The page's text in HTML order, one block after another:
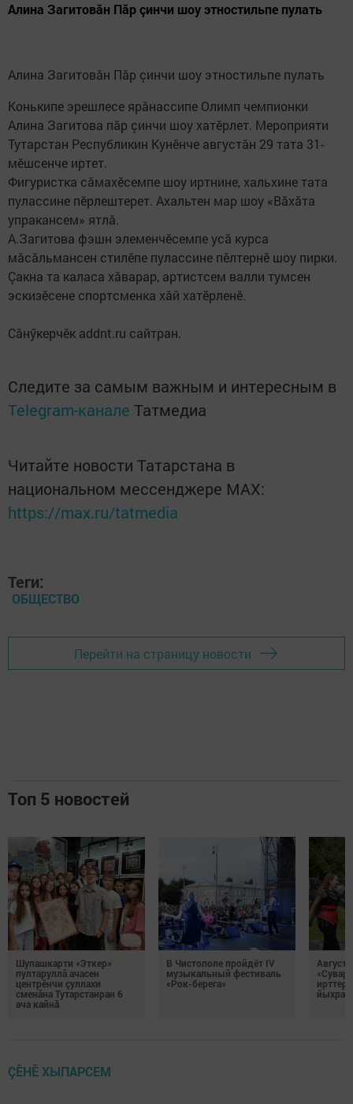
Алина Загитовăн Пăр çинчи шоу этностильпе пулать
Алина Загитовăн Пăр çинчи шоу этностильпе пулать
Конькипе эрешлесе ярăнассипе Олимп чемпионки
Алина Загитова пăр çинчи шоу хатӗрлет. Мероприяти
Тутарстан Республикин Кунӗнче августăн 29 тата 31-
мӗшсенче иртет.
Фигуристка сăмахӗсемпе шоу иртнине, хальхине тата
пулассине пӗрлештерет. Ахальтен мар шоу «Вăхăта
упракансем» ятлă.
А.Загитова фэшн элеменчӗсемпе усă курса
мăсăльмансен стилӗпе пулассине пӗлтернӗ шоу пирки.
Çакна та каласа хăварар, артистсем валли тумсен
эскизӗсене спортсменка хăй хатӗрленӗ.
Сăнӳкерчӗк addnt.ru сайтран.
Следите за самым важным и интересным в
Telegram-канале Татмедиа
Читайте новости Татарстана в
национальном мессенджере MАХ:
https://max.ru/tatmedia
Теги:
ОБЩЕСТВО
Перейти на страницу новости
Топ 5 новостей
Шупашкарти «Эткер»
пултаруллă ачасен
центрӗнчи çуллахи
сменăна Тутарстанран 6
ача кайнă
В Чистополе пройдёт IV
музыкальный фестиваль
«Рок-берега»
ÇӖНӖ ХЫПАРСЕМ